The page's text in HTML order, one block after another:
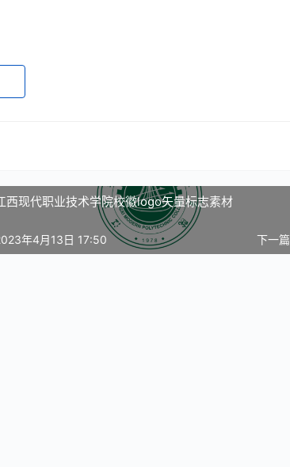
西现代职业技术学院校徽logo矢量标志素材
下一篇
年4月13日 17:50